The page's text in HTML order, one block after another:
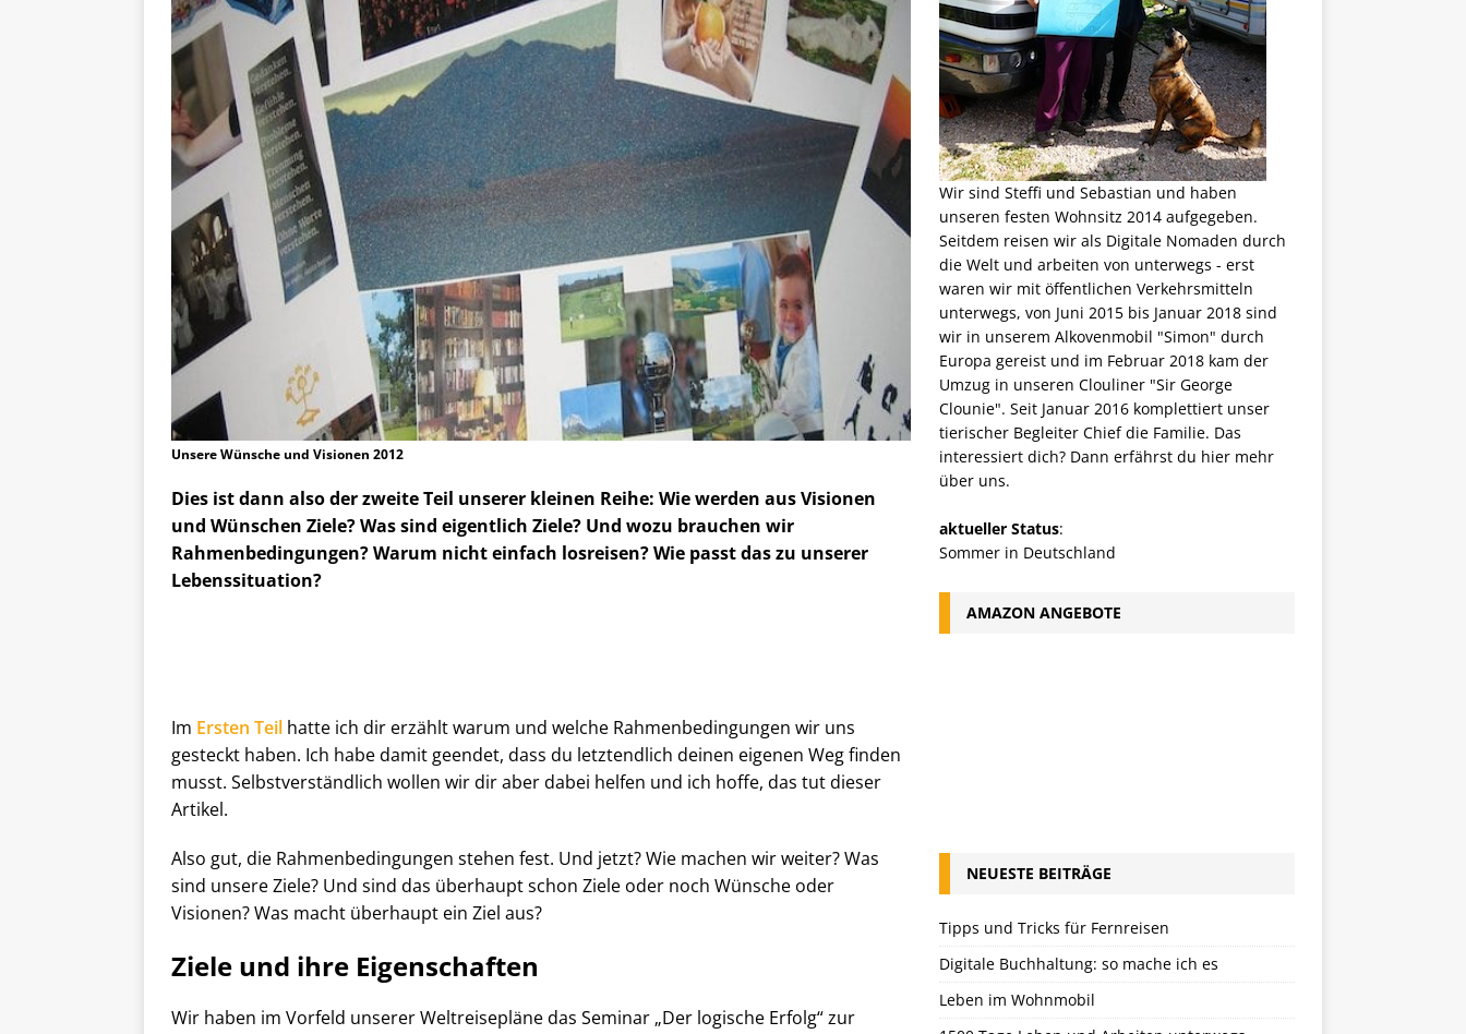
Unsere Wünsche und Visionen 2012
Dies ist dann also der zweite Teil unserer kleinen Reihe: Wie werden aus Visionen
und Wünschen Ziele? Was sind eigentlich Ziele? Und wozu brauchen wir
Rahmenbedingungen? Warum nicht einfach losreisen? Wie passt das zu unserer
Lebenssituation?
Im Ersten Teil hatte ich dir erzählt warum und welche Rahmenbedingungen wir uns
gesteckt haben. Ich habe damit geendet, dass du letztendlich deinen eigenen Weg finden
musst. Selbstverständlich wollen wir dir aber dabei helfen und ich hoffe, das tut dieser
Artikel.
Also gut, die Rahmenbedingungen stehen fest. Und jetzt? Wie machen wir weiter? Was
sind unsere Ziele? Und sind das überhaupt schon Ziele oder noch Wünsche oder
Visionen? Was macht überhaupt ein Ziel aus?
Ziele und ihre Eigenschaften
Wir haben im Vorfeld unserer Weltreisepläne das Seminar „Der logische Erfolg“ zur
Wir sind Steffi und Sebastian und haben
unseren festen Wohnsitz 2014 aufgegeben.
Seitdem reisen wir als Digitale Nomaden durch
die Welt und arbeiten von unterwegs - erst
waren wir mit öffentlichen Verkehrsmitteln
unterwegs, von Juni 2015 bis Januar 2018 sind
wir in unserem Alkovenmobil "Simon" durch
Europa gereist und im Februar 2018 kam der
Umzug in unseren Clouliner "Sir George
Clounie". Seit Januar 2016 komplettiert unser
tierischer Begleiter Chief die Familie. Das
interessiert dich? Dann erfährst du hier mehr
über uns.
aktueller Status:
Sommer in Deutschland
AMAZON ANGEBOTE
NEUESTE BEITRÄGE
Tipps und Tricks für Fernreisen
Digitale Buchhaltung: so mache ich es
Leben im Wohnmobil